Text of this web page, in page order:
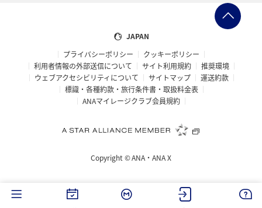
JAPAN
プライバシーポリシー
クッキーポリシー
利用者情報の外部送信について
サイト利用規約
推奨環境
ウェブアクセシビリティについて
サイトマップ
運送約款
標識・各種約款・旅行条件書・取扱料金表
ANAマイレージクラブ会員規約
Copyright ©ANA・ANA X